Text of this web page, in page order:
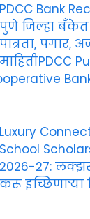
PDCC Bank
पुणे जिल्हा
पात्रता, पगार,
माहितीPDCC
Luxury
School
2026-27:
करू इच्छिणाऱ्या